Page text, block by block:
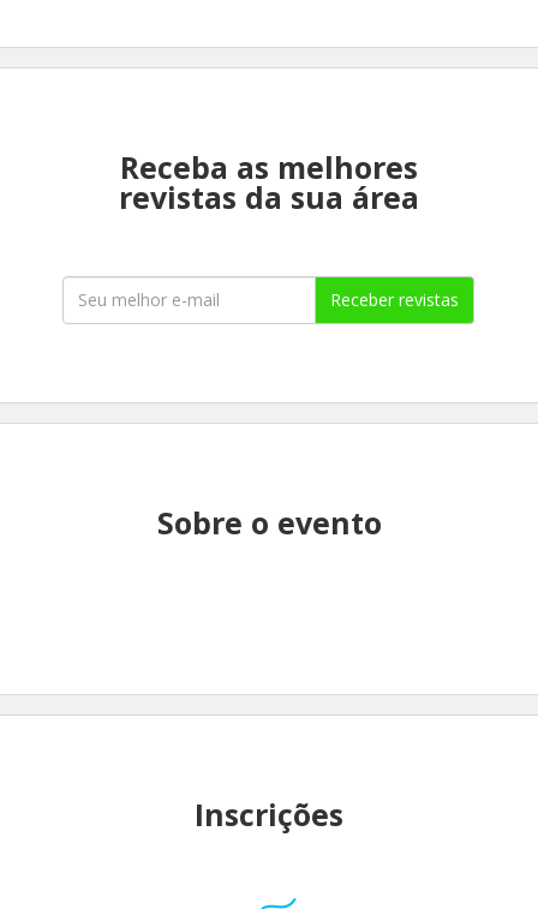
Receba as melhores
revistas da sua área
Receber revistas
Sobre o evento
Inscrições